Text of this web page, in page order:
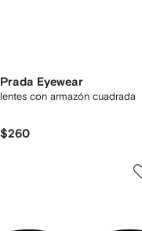
Prada Eyewear
lentes con armazón cuadrada
$260